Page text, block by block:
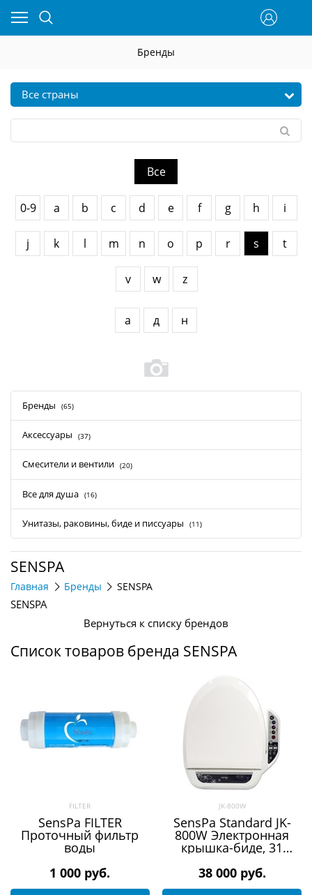
Бренды
Все
0-9 a b c d e f g h i
j k l m n o p r s t
v w z
а д н
Бренды (65)
Аксессуары (37)
Смесители и вентили (20)
Все для душа (16)
Унитазы, раковины, биде и писсуары (11)
SENSPA
Главная Бренды SENSPA
SENSPA
Вернуться к списку брендов
Список товаров бренда SENSPA
FILTER
SensPa FILTER
Проточный фильтр
воды
1 000 руб.
JK-800W
SensPa Standard JK-
800W Электронная
крышка-биде, 31
дополнительных
38 000 руб.